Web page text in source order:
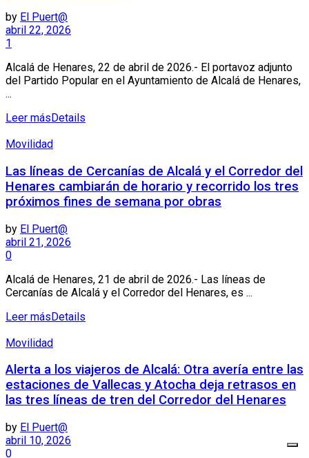
by El Puert@
abril 22, 2026
1
Alcalá de Henares, 22 de abril de 2026.- El portavoz adjunto
del Partido Popular en el Ayuntamiento de Alcalá de Henares,
...
Leer más Details
Movilidad
Las líneas de Cercanías de Alcalá y el Corredor del
Henares cambiarán de horario y recorrido los tres
próximos fines de semana por obras
by El Puert@
abril 21, 2026
0
Alcalá de Henares, 21 de abril de 2026.- Las líneas de
Cercanías de Alcalá y el Corredor del Henares, es ...
Leer másDetails
Movilidad
Alerta a los viajeros de Alcalá: Otra avería entre las
estaciones de Vallecas y Atocha deja retrasos en
las tres líneas de tren del Corredor del Henares
by El Puert@
abril 10, 2026
0